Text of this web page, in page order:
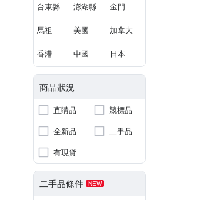
台東縣 澎湖縣 金門
馬祖 美國 加拿大
香港 中國 日本
商品狀況
直購品
競標品
全新品
二手品
有現貨
二手品條件 NEW